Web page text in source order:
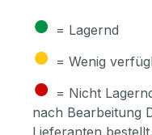
● = Lagernd
● = Wenig
● = Nicht
nach Bearbeitung
Lieferanten